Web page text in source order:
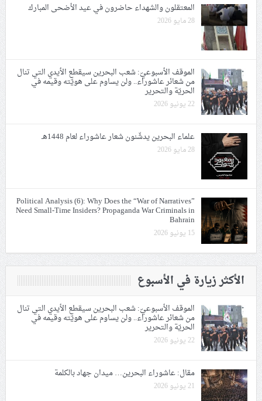
المعتقلون والشهداء حاضرون في عيد الأضحى المبارك
28 مايو 2026
الموقف الأسبوعيّ: شعب البحرين سيقطع الأيدي التي تنال
من شعائر عاشوراء.. ولن يساوم على هويّته وقيمه في
الحريّة والتحرير
22 يونيو 2026
علماء البحرين يدشّنون شعار عاشوراء لعام 1448هـ
28 مايو 2026
Political Analysis (6): Why Does the “War of Narratives”
Need Small-Time Insiders? Propaganda War Criminals in
Bahrain
15 يونيو 2026
الأكثر زيارة في الأسبوع
الموقف الأسبوعيّ: شعب البحرين سيقطع الأيدي التي تنال
من شعائر عاشوراء.. ولن يساوم على هويّته وقيمه في
الحريّة والتحرير
22 يونيو 2026
مقال: عاشوراء البحرين… ميدان جهاد بالكلمة
21 يونيو 2026